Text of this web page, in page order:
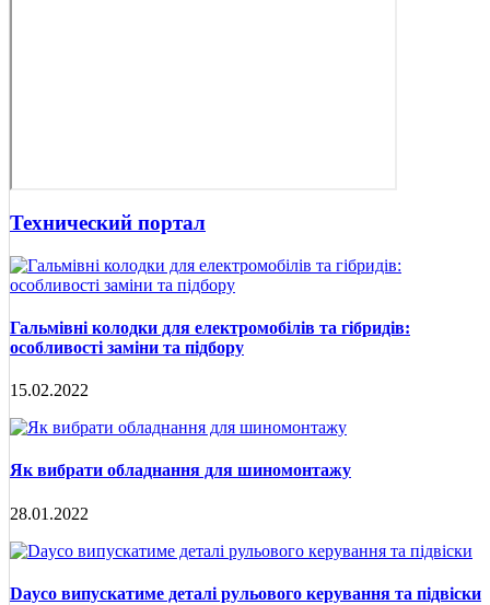
Технический портал
Гальмівні колодки для електромобілів та гібридів:
особливості заміни та підбору
15.02.2022
Як вибрати обладнання для шиномонтажу
28.01.2022
Dayco випускатиме деталі рульового керування та підвіски